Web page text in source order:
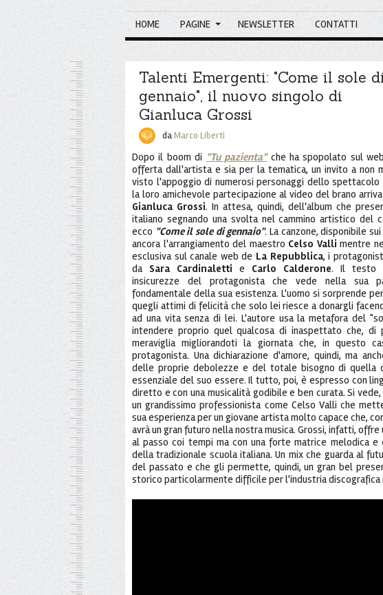
HOME PAGINE NEWSLETTER CONTATTI
Talenti Emergenti: "Come il sole
gennaio", il nuovo singolo di
Gianluca Grossi
daMarco Liberti
Dopo il boom di "Tu pazienta"che ha spopolato sul
offerta dall'artista e sia per la tematica, un invito a non
visto l'appoggio di numerosi personaggi dello
la loro amichevole partecipazione al video del brano
Gianluca Grossi. In attesa, quindi, dell'album che
italiano segnando una svolta nel cammino artistico del
ecco "Come il sole di gennaio". La canzone, disponibile
ancora l'arrangiamento del maestro Celso Valli mentre
esclusiva sul canale web de La Repubblica, i
da Sara Cardinaletti e Carlo Calderone. Il testo
insicurezze del protagonista che vede nella sua
fondamentale della sua esistenza. L'uomo si sorprende
quegli attimi di felicità che solo lei riesce a donargli
ad una vita senza di lei. L'autore usa la metafora del
intendere proprio quel qualcosa di inaspettato che, di
meraviglia migliorandoti la giornata che, in questo
protagonista. Una dichiarazione d'amore, quindi, ma
delle proprie debolezze e del totale bisogno di quella
essenziale del suo essere. Il tutto, poi, è espresso con
diretto e con una musicalità godibile e ben curata. Si vede,
un grandissimo professionista come Celso Valli che
sua esperienza per un giovane artista molto capace che,
avrà un gran futuro nella nostra musica. Grossi, infatti, offre
al passo coi tempi ma con una forte matrice melodica e
della tradizionale scuola italiana. Un mix che guarda al
del passato e che gli permette, quindi, un gran bel
storico particolarmente difficile per l'industria discografica